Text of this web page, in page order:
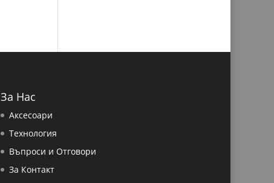
За Нас
Аксесоари
Технология
Въпроси и Отговори
За Контакт